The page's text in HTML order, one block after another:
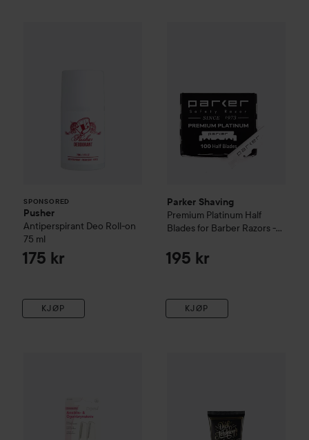
SPONSORED
Pusher
Antiperspirant Deo Roll-on
75 ml
175 kr
KJØP
Parker Shaving
Premium Platinum Half
Blades for Barber Razors -
195 kr
KJØP